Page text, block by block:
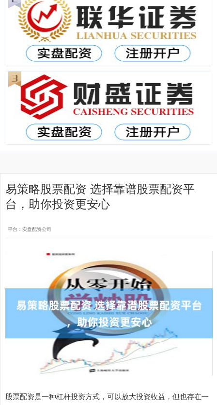
易策略股票配资 选择靠谱股票配资平
台，助你投资更安心
平台：实盘配资公司
股票配资是一种杠杆投资方式，可以放大投资收益，但也存在一